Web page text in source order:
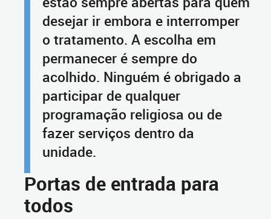
desejar ir embora e interromper
o tratamento. A escolha em
permanecer é sempre do
acolhido. Ninguém é obrigado a
participar de qualquer
programação religiosa ou de
fazer serviços dentro da
unidade.
Portas de entrada para
todos